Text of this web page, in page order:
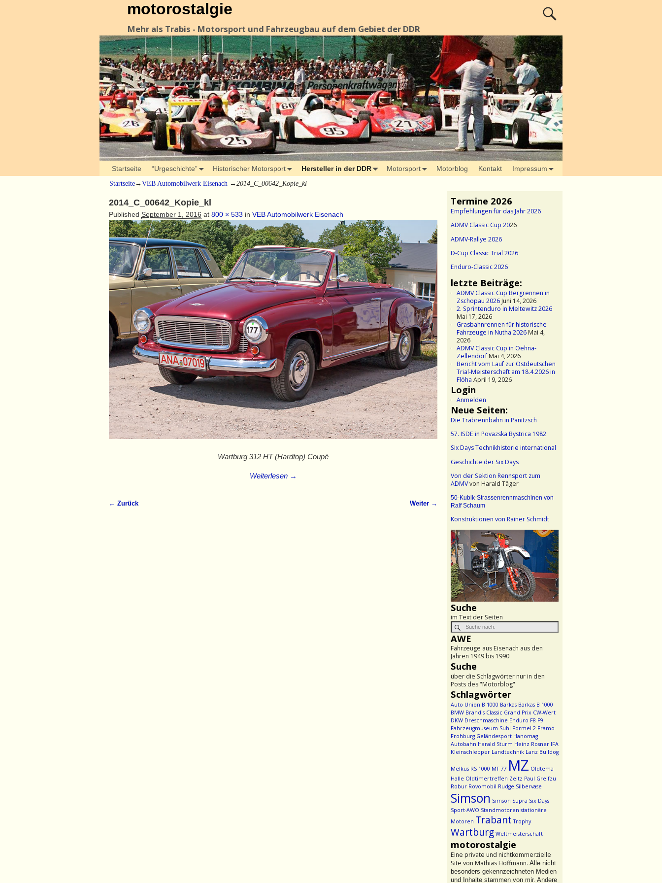
motorostalgie
Mehr als Trabis - Motorsport und Fahrzeugbau auf dem Gebiet der DDR
Startseite “Urgeschichte” Historischer Motorsport Hersteller in der DDR Motorsport Motorblog Kontakt Impressum
Startseite→ VEB Automobilwerk Eisenach → 2014_C_00642_Kopie_kl
2014_C_00642_Kopie_kl
Published September 1, 2016 at 800 × 533 in VEB Automobilwerk Eisenach
Wartburg 312 HT (Hardtop) Coupé
Weiterlesen →
← Zurück Weiter →
Termine 2026
Empfehlungen für das Jahr 2026
ADMV Classic Cup 2026
ADMV-Rallye 2026
D-Cup Classic Trial 2026
Enduro-Classic 2026
letzte Beiträge:
ADMV Classic Cup Bergrennen in
Zschopau 2026Juni 14, 2026
2. Sprintenduro in Meltewitz 2026
Mai 17, 2026
Grasbahnrennen für historische
Fahrzeuge in Nutha 2026Mai 4,
2026
ADMV Classic Cup in Oehna-
ZellendorfMai 4, 2026
Bericht vom Lauf zur Ostdeutschen
Trial-Meisterschaft am 18.4.2026 in
Flöha April 19, 2026
Login
Anmelden
Neue Seiten:
Die Trabrennbahn in Panitzsch
57. ISDE in Povazska Bystrica 1982
Six Days Technikhistorie international
Geschichte der Six Days
Von der Sektion Rennsport zum
ADMVvon Harald Täger
50-Kubik-Strassenrennmaschinen von
Ralf Schaum
Konstruktionen von Rainer Schmidt
Suche
im Text der Seiten
AWE
Fahrzeuge aus Eisenach aus den
Jahren 1949 bis 1990
Suche
über die Schlagwörter nur in den
Posts des "Motorblog"
Schlagwörter
Auto Union B 1000 Barkas Barkas B 1000
BMW Brandis Classic Grand Prix CW-Wert
DKW Dreschmaschine Enduro F8 F9
Fahrzeugmuseum Suhl Formel 2 Framo
Frohburg Geländesport Hanomag
Autobahn Harald Sturm Heinz Rosner IFA
Kleinschlepper Landtechnik Lanz Bulldog
Melkus RS 1000 MT 77 MZ Oldtema
Halle Oldtimertreffen Zeitz Paul Greifzu
Robur Rovomobil Rudge Silbervase
Simson Simson Supra Six Days
Sport-AWO Standmotoren stationäre
Motoren Trabant Trophy
Wartburg Weltmeisterschaft
motorostalgie
Eine private und nichtkommerzielle
Site von Mathias Hoffmann. Alle nicht
besonders gekennzeichneten Medien
und Inhalte stammen von mir. Andere